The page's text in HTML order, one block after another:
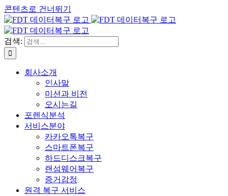
콘텐츠로 건너뛰기
검색:
회사소개
인사말
미션과 비전
오시는길
포렌식분석
서비스분야
카카오톡복구
스마트폰복구
하드디스크복구
랜섬웨어복구
증거감정
원격 복구 서비스